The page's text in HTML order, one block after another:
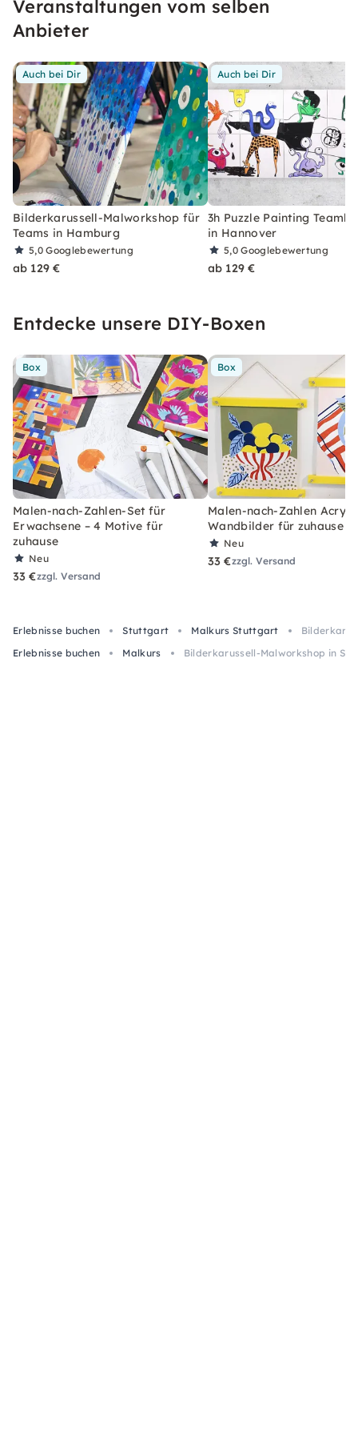
Veranstaltungen vom selben
Anbieter
Auch bei Dir
Bilderkarussell-Malworkshop für
Teams in Hamburg
5,0Googlebewertung
ab 129 €
Auch bei Dir
3h Puzzle Painting
in Hannover
5,0Googlebewertung
ab 129 €
Entdecke unsere DIY-Boxen
Box
Malen-nach-Zahlen-Set für
Erwachsene – 4 Motive für
zuhause
Neu
33 €zzgl. Versand
Box
Malen-nach-Zahlen Acryl-
Wandbilder für zuhause
Neu
33 €zzgl. Versand
Erlebnisse buchen Stuttgart Malkurs Stuttgart
Erlebnisse buchen
Malkurs Bilderkarussell-Malworkshop in